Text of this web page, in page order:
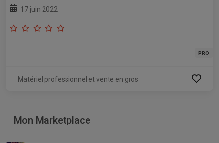
17 juin 2022
PRO
Matériel professionnel et vente en gros
Mon Marketplace